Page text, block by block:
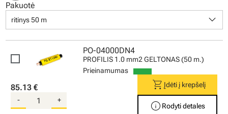
Pakuotė
ritinys 50 m keyboard_arrow_down
PO-04000DN4
PROFILIS 1.0 mm2 GELTONAS (50 m.)
Prieinamumas
85.13 €
- +
shopping_cartĮdėti į krepšelį
info Rodyti detales